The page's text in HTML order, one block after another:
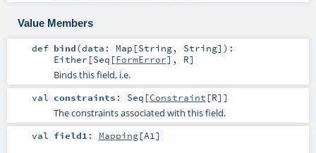
Value Members
def bind(data: Map [String, String] ) :
Either [Seq [FormError], R]
Binds this field, i.e.
val constraints : Seq [Constraint [R]]
The constraints associated with this field.
val field1 : Mapping[A1 ]